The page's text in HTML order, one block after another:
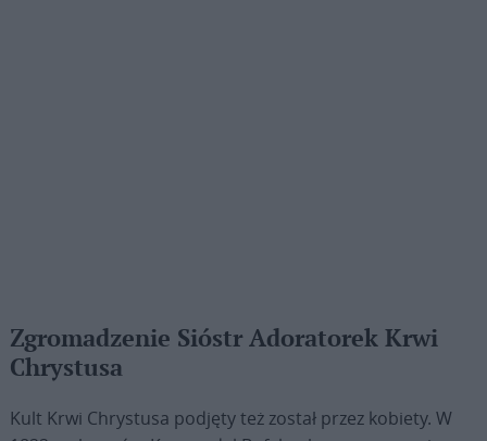
Zgromadzenie Sióstr Adoratorek Krwi
Chrystusa
Kult Krwi Chrystusa podjęty też został przez kobiety. W